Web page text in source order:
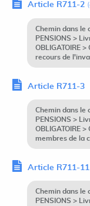
Article R711-2
Chemin dans le
PENSIONS >
OBLIGATOIRE
recours de
Article R711-3
Chemin dans le
PENSIONS >
OBLIGATOIRE
membres de la
Article R711-11
Chemin dans le
PENSIONS >